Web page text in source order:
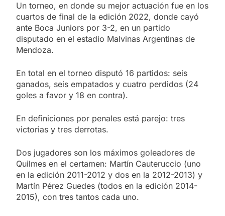
Un torneo, en donde su mejor actuación fue en los
cuartos de final de la edición 2022, donde cayó
ante Boca Juniors por 3-2, en un partido
disputado en el estadio Malvinas Argentinas de
Mendoza.
En total en el torneo disputó 16 partidos: seis
ganados, seis empatados y cuatro perdidos (24
goles a favor y 18 en contra).
En definiciones por penales está parejo: tres
victorias y tres derrotas.
Dos jugadores son los máximos goleadores de
Quilmes en el certamen: Martín Cauteruccio (uno
en la edición 2011-2012 y dos en la 2012-2013) y
Martín Pérez Guedes (todos en la edición 2014-
2015), con tres tantos cada uno.